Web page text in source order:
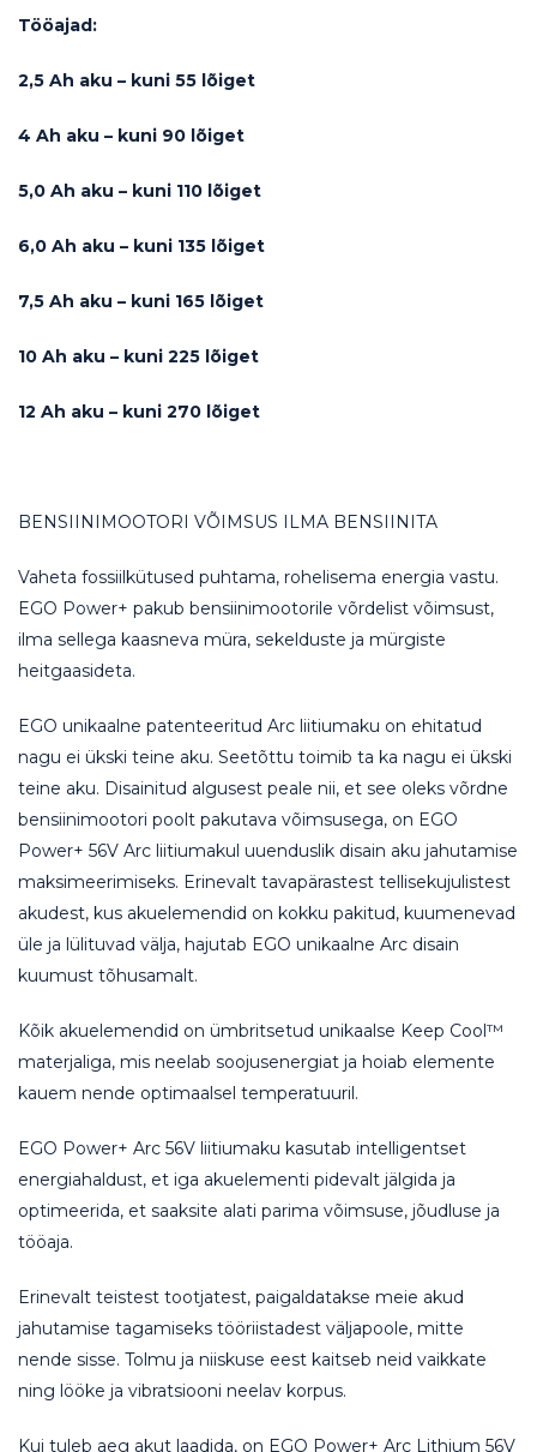
Tööajad:
2,5 Ah aku – kuni 55 lõiget
4 Ah aku – kuni 90 lõiget
5,0 Ah aku – kuni 110 lõiget
6,0 Ah aku – kuni 135 lõiget
7,5 Ah aku – kuni 165 lõiget
10 Ah aku – kuni 225 lõiget
12 Ah aku – kuni 270 lõiget
BENSIINIMOOTORI VÕIMSUS ILMA BENSIINITA
Vaheta fossiilkütused puhtama, rohelisema energia vastu.
EGO Power+ pakub bensiinimootorile võrdelist võimsust,
ilma sellega kaasneva müra, sekelduste ja mürgiste
heitgaasideta.
EGO unikaalne patenteeritud Arc liitiumaku on ehitatud
nagu ei ükski teine aku. Seetõttu toimib ta ka nagu ei ükski
teine aku. Disainitud algusest peale nii, et see oleks võrdne
bensiinimootori poolt pakutava võimsusega, on EGO
Power+ 56V Arc liitiumakul uuenduslik disain aku jahutamise
maksimeerimiseks. Erinevalt tavapärastest tellisekujulistest
akudest, kus akuelemendid on kokku pakitud, kuumenevad
üle ja lülituvad välja, hajutab EGO unikaalne Arc disain
kuumust tõhusamalt.
Kõik akuelemendid on ümbritsetud unikaalse Keep Cool™
materjaliga, mis neelab soojusenergiat ja hoiab elemente
kauem nende optimaalsel temperatuuril.
EGO Power+ Arc 56V liitiumaku kasutab intelligentset
energiahaldust, et iga akuelementi pidevalt jälgida ja
optimeerida, et saaksite alati parima võimsuse, jõudluse ja
tööaja.
Erinevalt teistest tootjatest, paigaldatakse meie akud
jahutamise tagamiseks tööriistadest väljapoole, mitte
nende sisse. Tolmu ja niiskuse eest kaitseb neid vaikkate
ning lööke ja vibratsiooni neelav korpus.
Kui tuleb aeg akut laadida, on EGO Power+ Arc Lithium 56V